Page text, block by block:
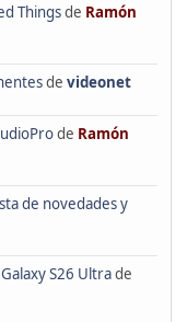
Thingsde Ramón
de videonet
de Ramón
de novedades y
S26 Ultrade